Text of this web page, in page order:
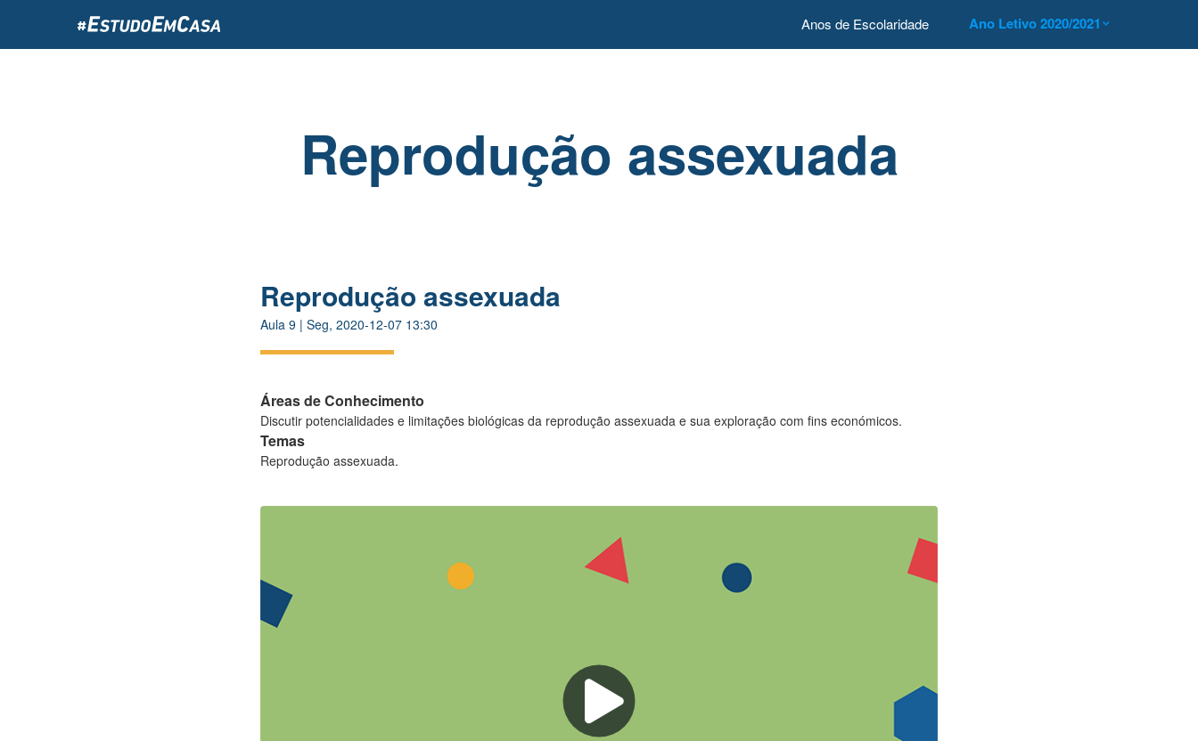
o
Anos de Escolaridade Ano Letivo 2020/2021
Reprodução assexuada
Reprodução assexuada
Aula 9 | Seg, 2020-12-07 13:30
Áreas de Conhecimento
Discutir potencialidades e limitações biológicas da reprodução assexuada e sua exploração com fins económicos.
Temas
Reprodução assexuada.